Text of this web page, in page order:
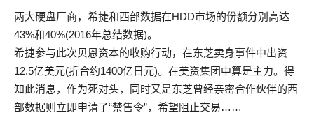
两大硬盘厂商，希捷和西部数据在HDD市场的份额分别高达
43%和40%(2016年总结数据)。
希捷参与此次贝恩资本的收购行动，在东芝卖身事件中出资
12.5亿美元(折合约1400亿日元)。在美资集团中算是主力。得
知此消息，作为死对头，同时又是东芝曾经亲密合作伙伴的西
部数据则立即申请了“禁售令”，希望阻止交易……